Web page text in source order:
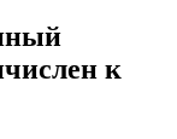
к